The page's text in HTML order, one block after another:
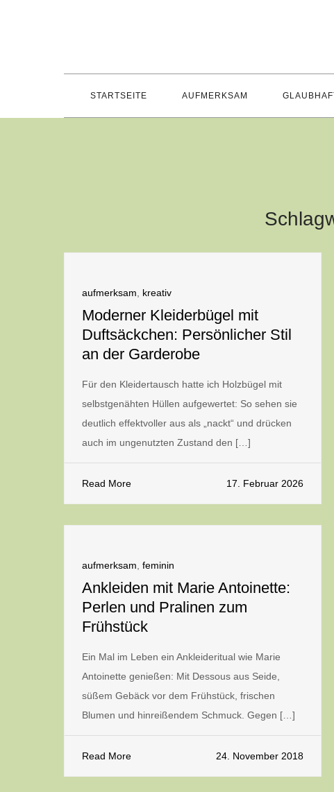
STARTSEITE AUFMERKSAM
aufmerksam kreativ
Moderner Kleiderbügel mit
Duftsäckchen: Persönlicher Stil
an der Garderobe
Für den Kleidertausch hatte ich Holzbügel mit
selbstgenähten Hüllen aufgewertet: So sehen sie
deutlich effektvoller aus als „nackt“ und drücken
auch im ungenutzten Zustand den […]
Read More 17. Februar 2026
aufmerksam feminin
Ankleiden mit Marie Antoinette:
Perlen und Pralinen zum
Frühstück
Ein Mal im Leben ein Ankleideritual wie Marie
Antoinette genießen: Mit Dessous aus Seide,
süßem Gebäck vor dem Frühstück, frischen
Blumen und hinreißendem Schmuck. Gegen […]
Read More 24. November 2018